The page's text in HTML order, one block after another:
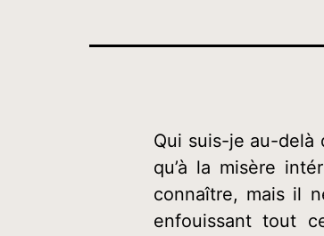
Qui suis-je au-delà
qu’à la misère
connaître, mais il
enfouissant tout